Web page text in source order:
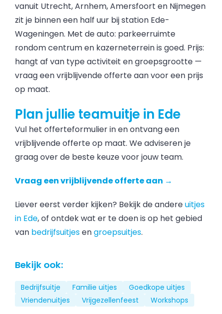
vanuit Utrecht, Arnhem, Amersfoort en Nijmegen
zit je binnen een half uur bij station Ede-
Wageningen. Met de auto: parkeerruimte
rondom centrum en kazerneterrein is goed. Prijs:
hangt af van type activiteit en groepsgrootte —
vraag een vrijblijvende offerte aan voor een prijs
op maat.
Plan jullie teamuitje in Ede
Vul het offerteformulier in en ontvang een
vrijblijvende offerte op maat. We adviseren je
graag over de beste keuze voor jouw team.
Vraag een vrijblijvende offerte aan →
Liever eerst verder kijken? Bekijk de andereuitjes
in Ede, of ontdek wat er te doen is op het gebied
van bedrijfsuitjesengroepsuitjes.
Bekijk ook:
Bedrijfsuitje Familie uitjes
Goedkope uitjes
Vriendenuitjes
Vrijgezellenfeest Workshops